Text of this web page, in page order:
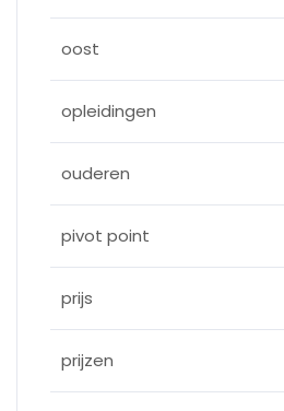
oost
opleidingen
ouderen
pivot point
prijs
prijzen